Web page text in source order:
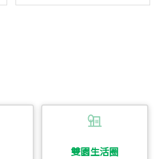
雙園生活圈